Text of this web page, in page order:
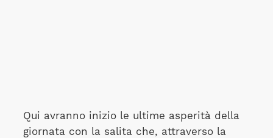
Qui avranno inizio le ultime asperità della
giornata con la salita che, attraverso la